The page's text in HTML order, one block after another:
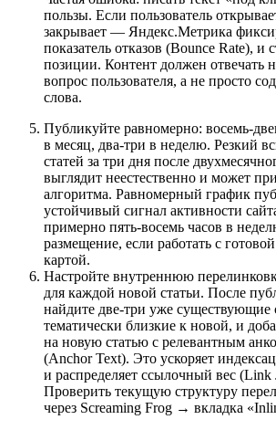
пользы. Если пользователь
закрывает — Яндекс.Метрика
показатель отказов (Bounce Rate), и
позиции. Контент должен отвечать
вопрос пользователя, а не просто
слова.
Публикуйте равномерно: восемь-
в месяц, два-три в неделю. Резкий
статей за три дня после
выглядит неестественно и может
алгоритма. Равномерный график
устойчивый сигнал активности
примерно пять-восемь часов в
размещение, если работать с
картой.
Настройте внутреннюю
для каждой новой статьи. После
найдите две-три уже существующие
тематически близкие к новой, и
на новую статью с релевантным
(Anchor Text). Это ускоряет
и распределяет ссылочный вес (Link
Проверить текущую структуру
через Screaming Frog → вкладка